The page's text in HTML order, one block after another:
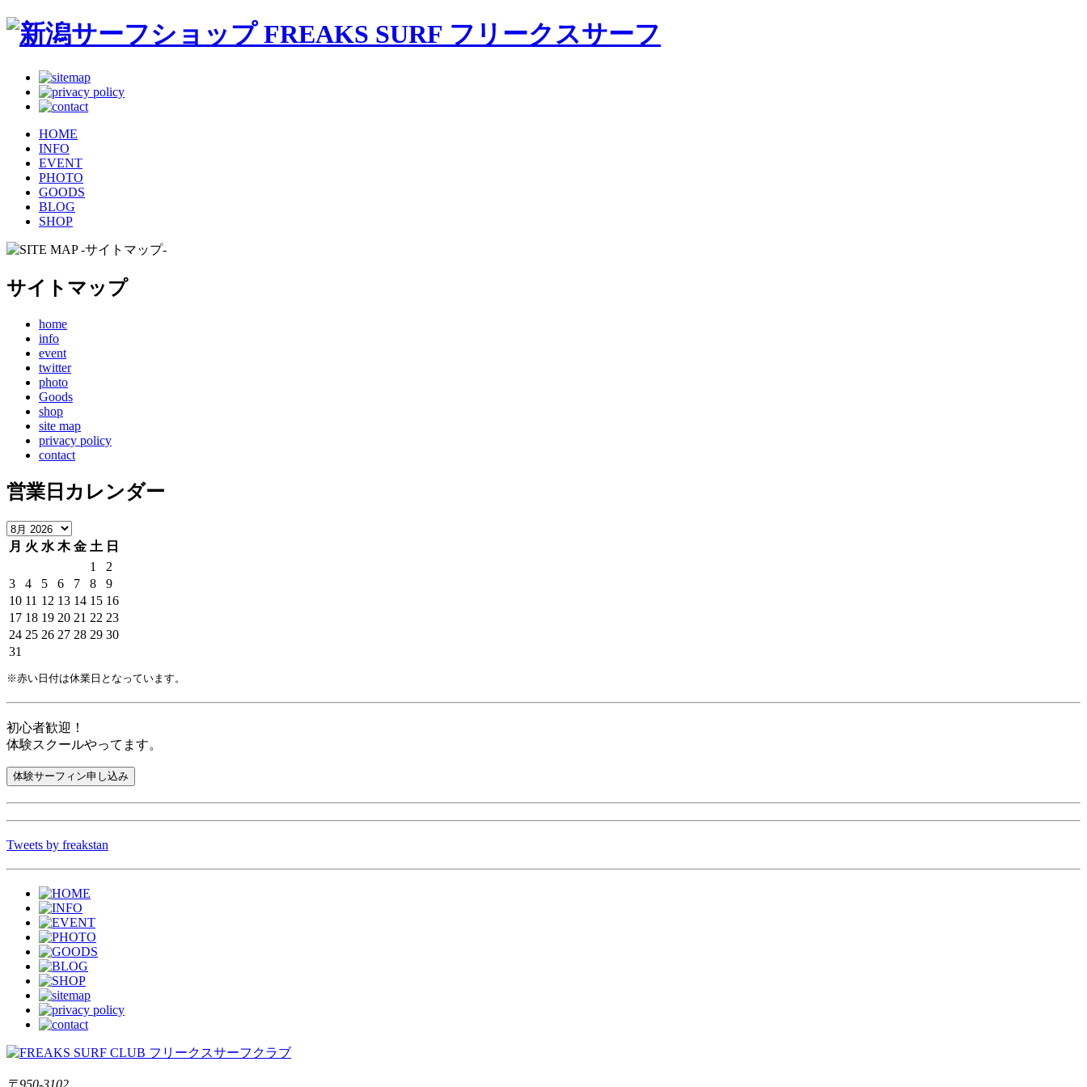
HOME
INFO
EVENT
PHOTO
GOODS
BLOG
SHOP
サイトマップ
home
info
event
twitter
photo
Goods
shop
site map
privacy policy
contact
営業日カレンダー
月 火 水 木 金 土 日
1
2
3
4 5 6 7 8
9
10 11 12 13 14 15 16
17 18 19 20 21 22 23
24 25 26 27 28 29 30
31
※赤い日付は休業日となっています。
初心者歓迎！
体験スクールやってます。
Tweets by freakstan
〒950-3102